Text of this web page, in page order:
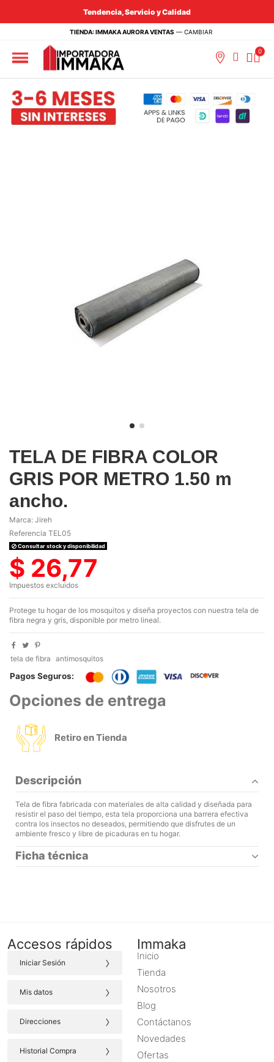
Tendencia, Servicio y Calidad
TIENDA: IMMAKA AURORA VENTAS — CAMBIAR
TELA DE FIBRA COLOR
GRIS POR METRO 1.50 m
ancho.
Marca: Jireh
Referencia TEL05
Consultar stock y disponibilidad
$ 26,77
Impuestos excluidos
Protege tu hogar de los mosquitos y diseña proyectos con nuestra tela de
fibra negra y gris, disponible por metro lineal.
tela de fibra antimosquitos
Pagos Seguros:
Opciones de entrega
Retiro en Tienda
Descripción
Tela de fibra fabricada con materiales de alta calidad y diseñada para
resistir el paso del tiempo, esta tela proporciona una barrera efectiva
contra los insectos no deseados, permitiendo que disfrutes de un
ambiente fresco y libre de picaduras en tu hogar.
Ficha técnica
Accesos rápidos
Iniciar Sesión ›
Mis datos ›
Direcciones ›
Historial Compra ›
Immaka
Inicio
Tienda
Nosotros
Blog
Contáctanos
Novedades
Ofertas